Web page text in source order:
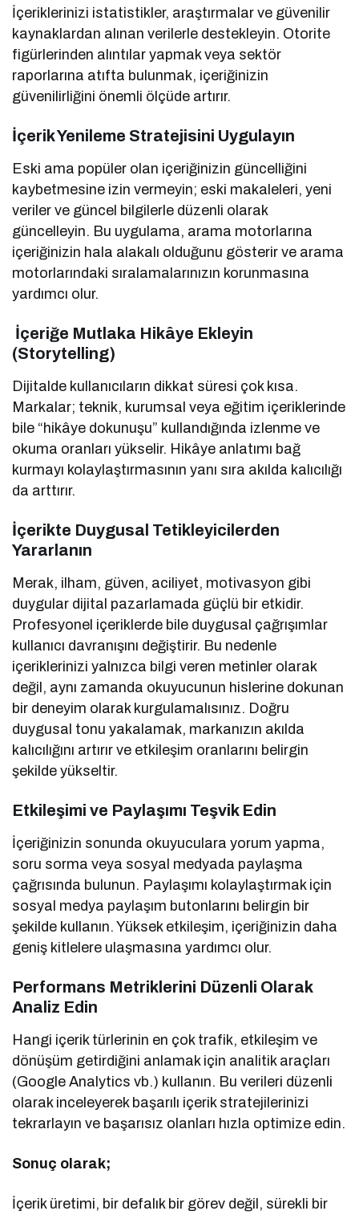
İçeriklerinizi istatistikler, araştırmalar ve güvenilir
kaynaklardan alınan verilerle destekleyin. Otorite
figürlerinden alıntılar yapmak veya sektör
raporlarına atıfta bulunmak, içeriğinizin
güvenilirliğini önemli ölçüde artırır.
İçerik Yenileme Stratejisini Uygulayın
Eski ama popüler olan içeriğinizin güncelliğini
kaybetmesine izin vermeyin; eski makaleleri, yeni
veriler ve güncel bilgilerle düzenli olarak
güncelleyin. Bu uygulama, arama motorlarına
içeriğinizin hala alakalı olduğunu gösterir ve arama
motorlarındaki sıralamalarınızın korunmasına
yardımcı olur.
İçeriğe Mutlaka Hikâye Ekleyin
(Storytelling)
Dijitalde kullanıcıların dikkat süresi çok kısa.
Markalar; teknik, kurumsal veya eğitim içeriklerinde
bile “hikâye dokunuşu” kullandığında izlenme ve
okuma oranları yükselir. Hikâye anlatımı bağ
kurmayı kolaylaştırmasının yanı sıra akılda kalıcılığı
da arttırır.
İçerikte Duygusal Tetikleyicilerden
Yararlanın
Merak, ilham, güven, aciliyet, motivasyon gibi
duygular dijital pazarlamada güçlü bir etkidir.
Profesyonel içeriklerde bile duygusal çağrışımlar
kullanıcı davranışını değiştirir. Bu nedenle
içeriklerinizi yalnızca bilgi veren metinler olarak
değil, aynı zamanda okuyucunun hislerine dokunan
bir deneyim olarak kurgulamalısınız. Doğru
duygusal tonu yakalamak, markanızın akılda
kalıcılığını artırır ve etkileşim oranlarını belirgin
şekilde yükseltir.
Etkileşimi ve Paylaşımı Teşvik Edin
İçeriğinizin sonunda okuyuculara yorum yapma,
soru sorma veya sosyal medyada paylaşma
çağrısında bulunun. Paylaşımı kolaylaştırmak için
sosyal medya paylaşım butonlarını belirgin bir
şekilde kullanın. Yüksek etkileşim, içeriğinizin daha
geniş kitlelere ulaşmasına yardımcı olur.
Performans Metriklerini Düzenli Olarak
Analiz Edin
Hangi içerik türlerinin en çok trafik, etkileşim ve
dönüşüm getirdiğini anlamak için analitik araçları
(Google Analytics vb.) kullanın. Bu verileri düzenli
olarak inceleyerek başarılı içerik stratejilerinizi
tekrarlayın ve başarısız olanları hızla optimize edin.
Sonuç olarak;
İçerik üretimi, bir defalık bir görev değil, sürekli bir